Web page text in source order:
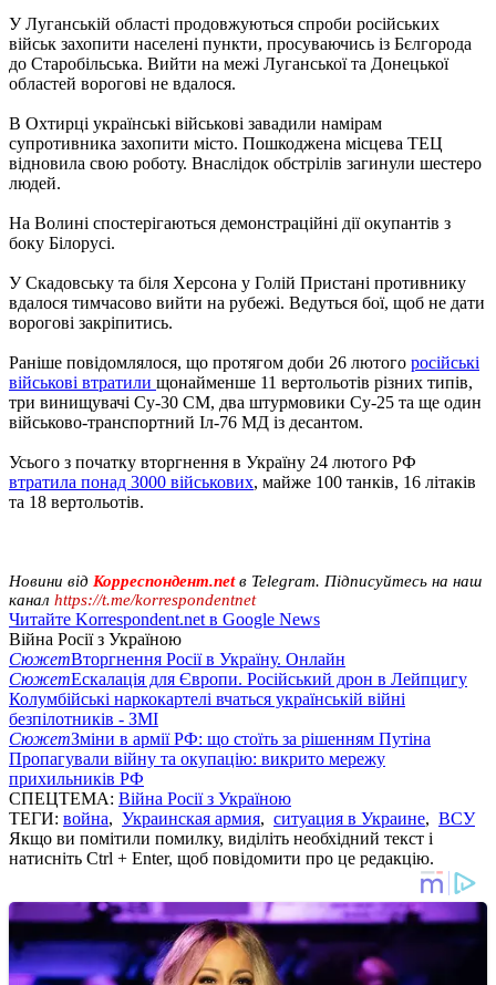
У Луганській області продовжуються спроби російських
військ захопити населені пункти, просуваючись із Бєлгорода
до Старобільська. Вийти на межі Луганської та Донецької
областей ворогові не вдалося.
В Охтирці українські військові завадили намірам
супротивника захопити місто. Пошкоджена місцева ТЕЦ
відновила свою роботу. Внаслідок обстрілів загинули шестеро
людей.
На Волині спостерігаються демонстраційні дії окупантів з
боку Білорусі.
У Скадовську та біля Херсона у Голій Пристані противнику
вдалося тимчасово вийти на рубежі. Ведуться бої, щоб не дати
ворогові закріпитись.
Раніше повідомлялося, що протягом доби 26 лютого російські
військові втратили щонайменше 11 вертольотів різних типів,
три винищувачі Су-30 СМ, два штурмовики Су-25 та ще один
військово-транспортний Іл-76 МД із десантом.
Усього з початку вторгнення в Україну 24 лютого РФ
втратила понад 3000 військових, майже 100 танків, 16 літаків
та 18 вертольотів.
Новини від Корреспондент.netв Telegram. Підписуйтесь на наш
канал https://t.me/korrespondentnet
Читайте Korrespondent.net в Google News
Війна Росії з Україною
СюжетВторгнення Росії в Україну. Онлайн
СюжетЕскалація для Європи. Російський дрон в Лейпцигу
Колумбійські наркокартелі вчаться українській війні
безпілотників - ЗМІ
СюжетЗміни в армії РФ: що стоїть за рішенням Путіна
Пропагували війну та окупацію: викрито мережу
прихильників РФ
СПЕЦТЕМА: Війна Росії з Україною
ТЕГИ: война, Украинская армия, ситуация в Украине, ВСУ
Якщо ви помітили помилку, виділіть необхідний текст і
натисніть Ctrl + Enter, щоб повідомити про це редакцію.